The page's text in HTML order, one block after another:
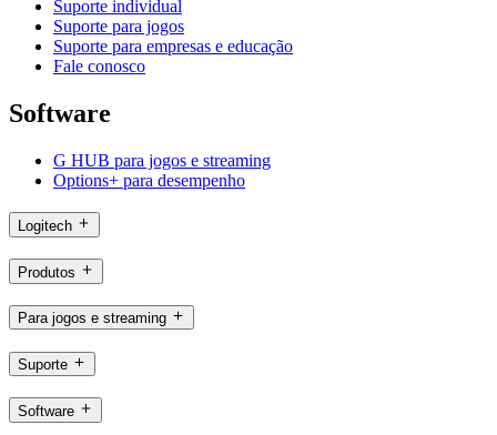
Suporte individual
Suporte para jogos
Suporte para empresas e educação
Fale conosco
Software
G HUB para jogos e streaming
Options+ para desempenho
Logitech
Produtos
Para jogos e streaming
Suporte
Software